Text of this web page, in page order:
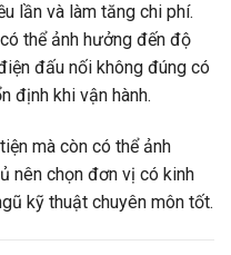
lần và làm tăng chi phí.
thể ảnh hưởng đến độ
đấu nối không đúng có
định khi vận hành.
mà còn có thể ảnh
nên chọn đơn vị có kinh
kỹ thuật chuyên môn tốt.